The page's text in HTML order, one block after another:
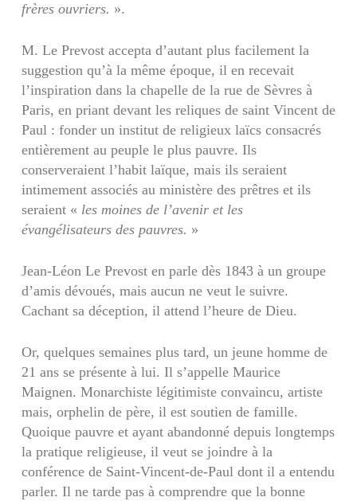
frères ouvriers. ».
M. Le Prevost accepta d’autant plus facilement la
suggestion qu’à la même époque, il en recevait
l’inspiration dans la chapelle de la rue de Sèvres à
Paris, en priant devant les reliques de saint Vincent de
Paul : fonder un institut de religieux laïcs consacrés
entièrement au peuple le plus pauvre. Ils
conserveraient l’habit laïque, mais ils seraient
intimement associés au ministère des prêtres et ils
seraient « les moines de l’avenir et les
évangélisateurs des pauvres. »
Jean-Léon Le Prevost en parle dès 1843 à un groupe
d’amis dévoués, mais aucun ne veut le suivre.
Cachant sa déception, il attend l’heure de Dieu.
Or, quelques semaines plus tard, un jeune homme de
21 ans se présente à lui. Il s’appelle Maurice
Maignen. Monarchiste légitimiste convaincu, artiste
mais, orphelin de père, il est soutien de famille.
Quoique pauvre et ayant abandonné depuis longtemps
la pratique religieuse, il veut se joindre à la
conférence de Saint-Vincent-de-Paul dont il a entendu
parler. Il ne tarde pas à comprendre que la bonne